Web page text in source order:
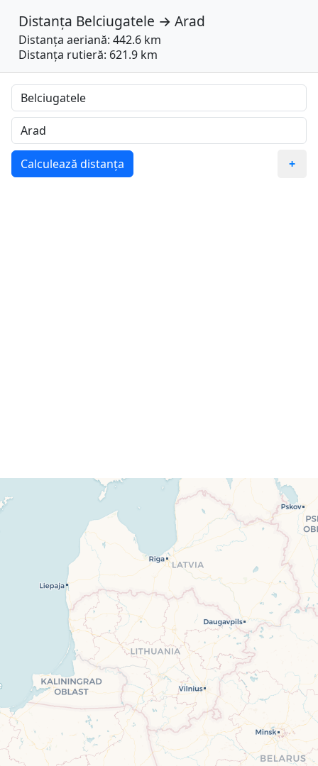
Distanța Belciugatele → Arad
Distanța aeriană: 442.6 km
Distanța rutieră: 621.9 km
Calculează distanța +